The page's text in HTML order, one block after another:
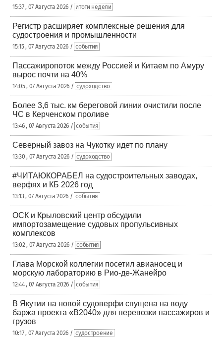
15:37 , 07 Августа 2026 / итоги недели
Регистр расширяет комплексные решения для
судостроения и промышленности
15:15 , 07 Августа 2026 / события
Пассажиропоток между Россией и Китаем по Амуру
вырос почти на 40%
14:05 , 07 Августа 2026 / судоходство
Более 3,6 тыс. км береговой линии очистили после
ЧС в Керченском проливе
13:46 , 07 Августа 2026 / события
Северный завоз на Чукотку идет по плану
13:30 , 07 Августа 2026 / судоходство
#ЧИТАЮКОРАБЕЛ на судостроительных заводах,
верфях и КБ 2026 год
13:13 , 07 Августа 2026 / события
ОСК и Крыловский центр обсудили
импортозамещение судовых пропульсивных
комплексов
13:02 , 07 Августа 2026 / события
Глава Морской коллегии посетил авианосец и
морскую лабораторию в Рио-де-Жанейро
12:44 , 07 Августа 2026 / события
В Якутии на новой судоверфи спущена на воду
баржа проекта «В2040» для перевозки пассажиров и
грузов
10:17 , 07 Августа 2026 / судостроение